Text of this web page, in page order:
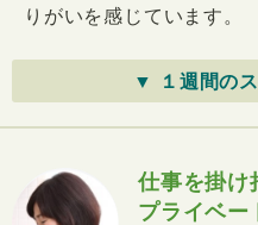
りがいを感じています。
▼ １週間の
仕事を掛け
プライベー